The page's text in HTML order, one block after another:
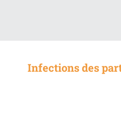
Infections des